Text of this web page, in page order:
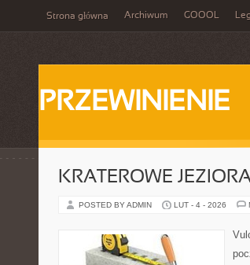
Strona główna Archiwum GOOOL
PRZEWINIENIE
KRATEROWE
POSTED BY ADMIN LUT - 4 - 2026